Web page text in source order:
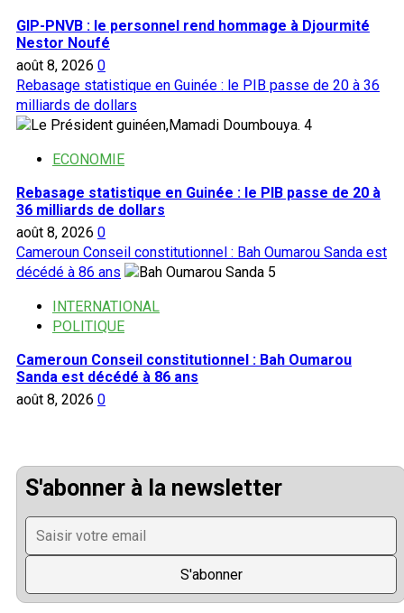
GIP-PNVB : le personnel rend hommage à Djourmité
Nestor Noufé
août 8, 2026 0
Rebasage statistique en Guinée : le PIB passe de 20 à 36
milliards de dollars
4
ECONOMIE
Rebasage statistique en Guinée : le PIB passe de 20 à
36 milliards de dollars
août 8, 2026 0
Cameroun Conseil constitutionnel : Bah Oumarou Sanda est
décédé à 86 ans
5
INTERNATIONAL
POLITIQUE
Cameroun Conseil constitutionnel : Bah Oumarou
Sanda est décédé à 86 ans
août 8, 2026 0
S'abonner à la newsletter